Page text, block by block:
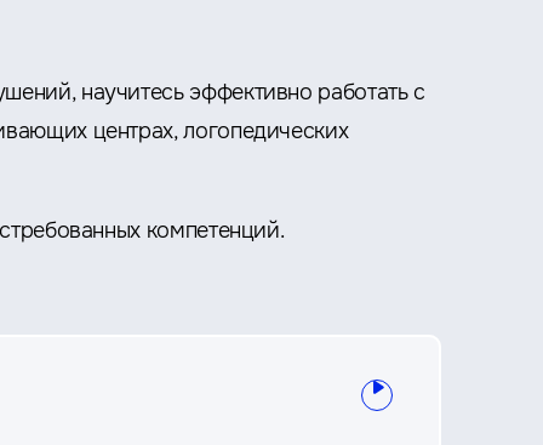
научитесь эффективно работать с
центрах, логопедических
компетенций.